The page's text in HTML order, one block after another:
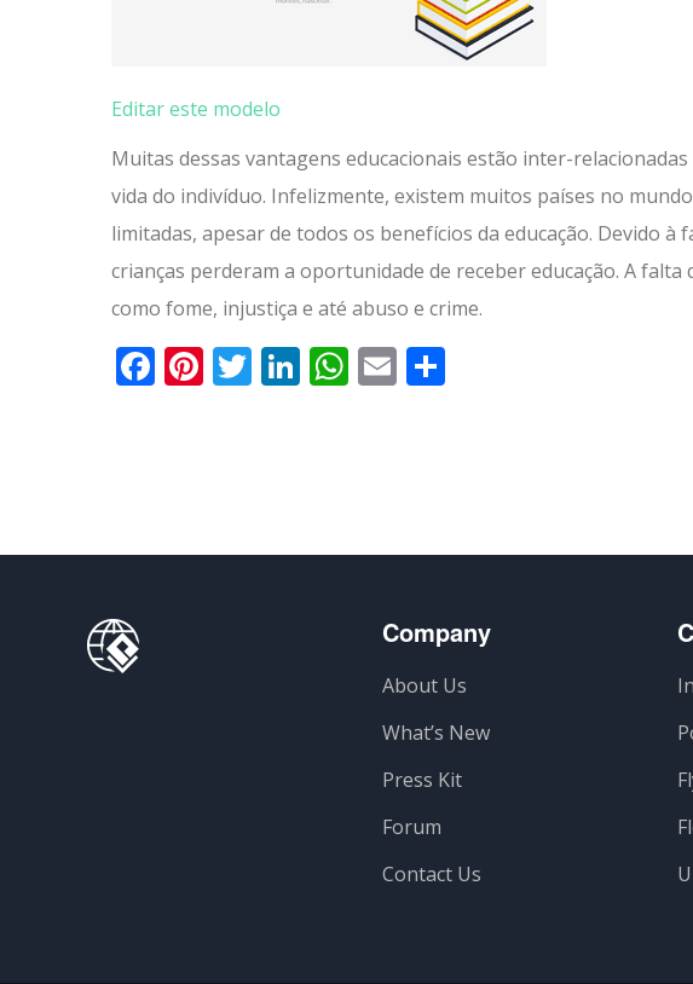
Editar este modelo
Muitas dessas vantagens educacionais estão inter-
vida do indivíduo. Infelizmente, existem muitos países no
limitadas, apesar de todos os benefícios da educação. Devido
crianças perderam a oportunidade de receber educação. A
como fome, injustiça e até abuso e crime.
Facebook
Pinterest
Twitter
LinkedIn
WhatsApp
Email
Company
About Us
What’s New
Press Kit
Forum
Contact Us